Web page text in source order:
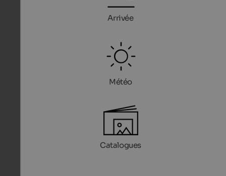
Arrivée
Météo
Catalogues